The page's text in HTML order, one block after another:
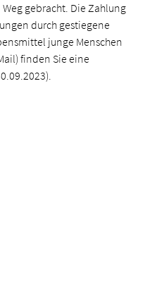
gebracht. Die Zahlung
durch gestiegene
junge Menschen
finden Sie eine